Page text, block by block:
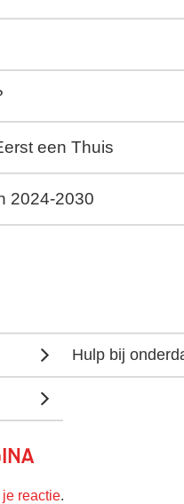
een Thuis
2024-2030
Hulp bij
je reactie.